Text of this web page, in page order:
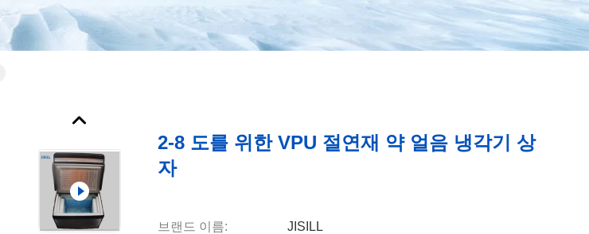
2-8 도를 위한 VPU 절연재 약 얼음 냉각기 상
자
브랜드 이름: JISILL